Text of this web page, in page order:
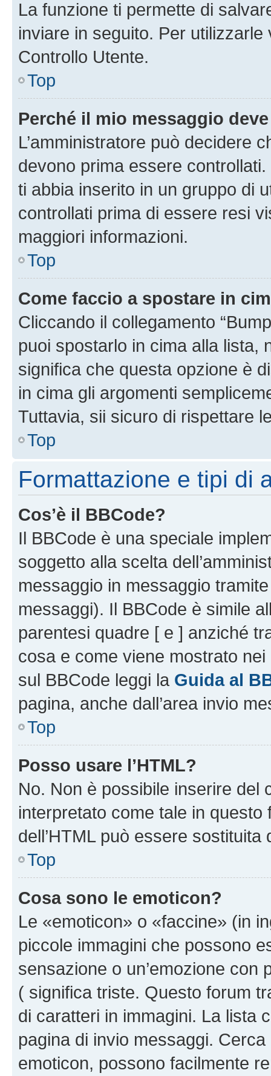
La funzione ti permette di
inviare in seguito. Per utilizzarle
Controllo Utente.
Top
Perché il mio messaggio
L’amministratore può decidere
devono prima essere
ti abbia inserito in un gruppo di
controllati prima di essere resi
maggiori informazioni.
Top
Come faccio a spostare in
Cliccando il collegamento
puoi spostarlo in cima alla lista,
significa che questa opzione è
in cima gli argomenti
Tuttavia, sii sicuro di rispettare
Top
Formattazione e tipi di
Cos’è il BBCode?
Il BBCode è una speciale
soggetto alla scelta
messaggio in messaggio
messaggi). Il BBCode è simile
parentesi quadre [ e ] anziché
cosa e come viene mostrato
sul BBCode leggi la Guida al
pagina, anche dall’area invio
Top
Posso usare l’HTML?
No. Non è possibile inserire del
interpretato come tale in
dell’HTML può essere sostituita
Top
Cosa sono le emoticon?
Le «emoticon» o «faccine» (in
piccole immagini che possono
sensazione o un’emozione
( significa triste. Questo forum
di caratteri in immagini. La lista
pagina di invio messaggi.
emoticon, possono facilmente